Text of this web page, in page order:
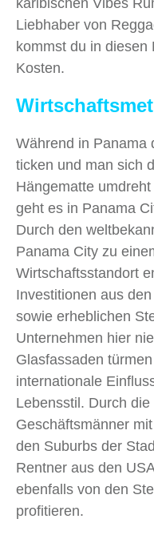
Liebhaber von
kommst du in diesen
Kosten.
Während in Panama
ticken und man sich
Hängematte
geht es in Panama
Durch den
Panama City zu
Wirtschaftsstandort
Investitionen aus
sowie erheblichen
Unternehmen hier
Glasfassaden
internationale
Lebensstil. Durch
Geschäftsmänner
den Suburbs der
Rentner aus den
ebenfalls von den
profitieren.